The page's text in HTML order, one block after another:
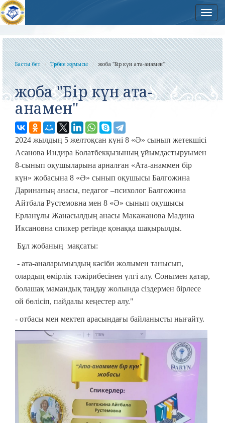
Басты бет Тәрбие жұмысы жоба "Бір күн ата-анамен"
жоба "Бір күн ата-
анамен"
2024 жылдың 5 желтоқсан күні 8 «Ә» сынып жетекшісі
Асанова Индира Болатбекқызының ұйымдастыруымен
8-сынып оқушыларына арналған «Ата-анаммен бір
күн» жобасына 8 «Ә» сынып оқушысы Балгожина
Даринаның анасы, педагог –психолог Балгожина
Айтбала Рустемовна мен 8 «Ә» сынып оқушысы
Ерланұлы Жанасылдың анасы Макажанова Мадина
Иксановна спикер ретінде қонаққа шақырылды.
Бұл жобаның мақсаты:
- ата-аналарымыздың кәсіби жолымен танысып,
олардың өмірлік тәжірибесінен үлгі алу. Сонымен қатар,
болашақ мамандық таңдау жолында сіздермен бірлесе
ой бөлісіп, пайдалы кеңестер алу."
- отбасы мен мектеп арасындағы байланысты нығайту.